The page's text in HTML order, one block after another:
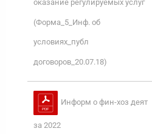
оказание регулируемых услуг
(Форма_5_Инф. об
условиях_публ
договоров_20.07.18)
Информ о фин-хоз деят
за 2022